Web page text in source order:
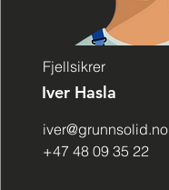
Fjellsikrer
Iver Hasla
iver@grunnsolid.no
+47 48 09 35 22